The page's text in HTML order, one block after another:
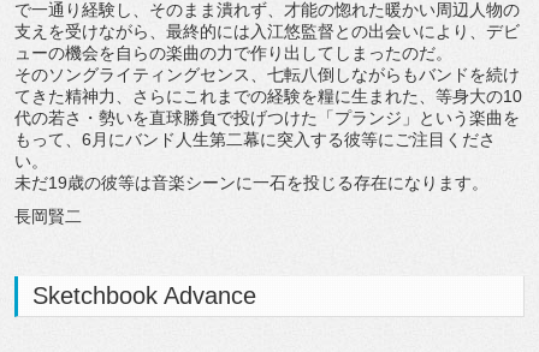
で一通り経験し、そのまま潰れず、才能の惚れた暖かい周辺人物の
支えを受けながら、最終的には入江悠監督との出会いにより、デビ
ューの機会を自らの楽曲の力で作り出してしまったのだ。
そのソングライティングセンス、七転八倒しながらもバンドを続け
てきた精神力、さらにこれまでの経験を糧に生まれた、等身大の10
代の若さ・勢いを直球勝負で投げつけた「プランジ」という楽曲を
もって、6月にバンド人生第二幕に突入する彼等にご注目くださ
い。
未だ19歳の彼等は音楽シーンに一石を投じる存在になります。
長岡賢二
Sketchbook Advance